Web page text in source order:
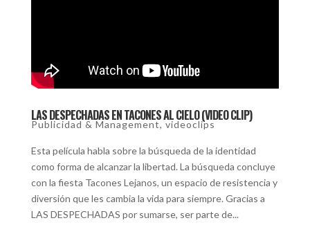
LAS DESPECHADAS EN TACONES AL CIELO (VIDEO CLIP)
Publicidad & Management, videoclips
Esta película habla sobre la búsqueda de la identidad
como forma de alcanzar la libertad. La búsqueda concluye
con la fiesta Tacones Lejanos, un espacio de resistencia y
diversión que les cambia la vida para siempre. Gracias a
LAS DESPECHADAS por sumarse, ser parte de...